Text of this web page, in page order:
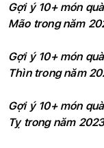
Gợi ý 10+ món
Mão trong năm
Gợi ý 10+ món
Thìn trong năm
Gợi ý 10+ món
Tỵ trong năm